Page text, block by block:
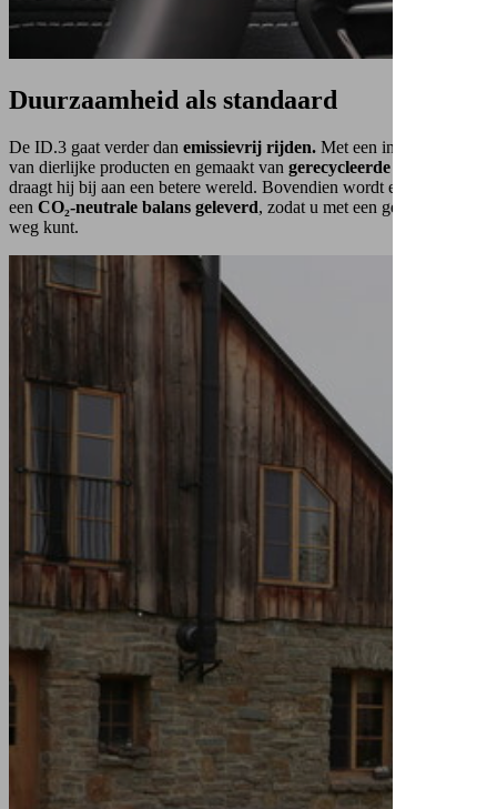
Duurzaamheid als standaard
De ID.3 gaat verder dan emissievrij rijden. Met een interieur vrij
van dierlijke producten en gemaakt van gerecycleerde materialen
draagt hij bij aan een betere wereld. Bovendien wordt elke ID.3 met
een CO₂-neutrale balans geleverd, zodat u met een gerust hart op
weg kunt.